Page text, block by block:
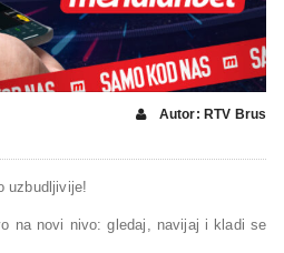
Autor: RTV Brus
uzbudljivije!
na novi nivo: gledaj, navijaj i kladi se